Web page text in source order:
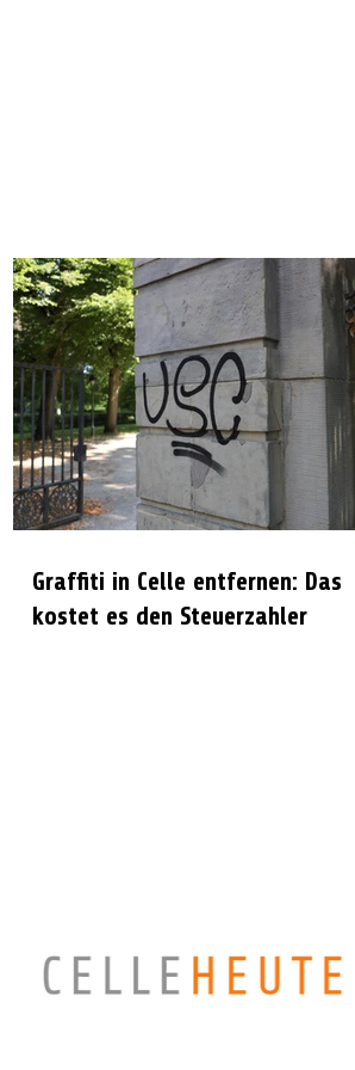
Graffiti in Celle entfernen: Das
kostet es den Steuerzahler